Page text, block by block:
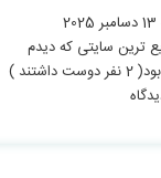
ترین سایتی که دیدم
(
2نفر دوست داشتند )